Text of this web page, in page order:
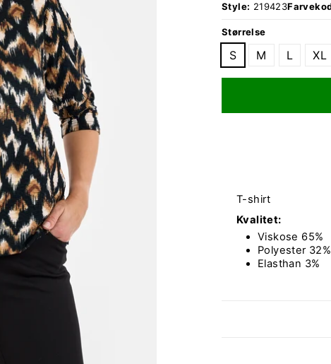
Style: 219423
Størrelse
S M L XL
T-shirt
Kvalitet:
Viskose 65%
Polyester 32%
Elasthan 3%